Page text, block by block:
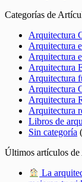
Categorías de
Arquitectura
Arquitectura
Arquitectura
Arquitectura
Arquitectura
Arquitectura
Arquitectura
Arquitectura
Libros de
Sin categoría
Últimos artículos de
La